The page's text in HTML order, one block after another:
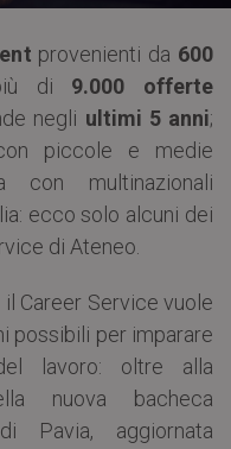
provenienti da 600
di 9.000 offerte
negli ultimi 5 anni;
piccole e medie
multinazionali
ecco solo alcuni dei
di Ateneo.
Career Service vuole
possibili per imparare
lavoro: oltre alla
nuova bacheca
Pavia, aggiornata